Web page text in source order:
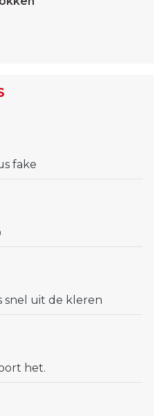
fake
snel uit de kleren
het.